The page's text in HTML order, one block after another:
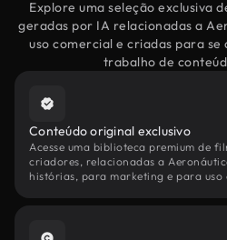
Explore uma seleção exclusiva
geradas por IA relacionadas a
uso comercial e criadas para se
trabalho de
Conteúdo original exclusivo
Acesse uma biblioteca premium de
criadores, relacionadas a
histórias, para marketing e para